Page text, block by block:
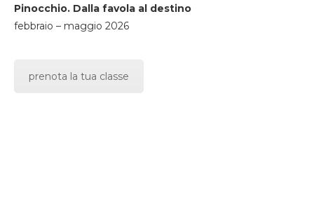
Pinocchio. Dalla favola al destino
febbraio – maggio 2026
prenota la tua classe